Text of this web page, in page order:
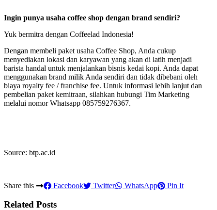
Ingin punya usaha coffee shop dengan brand sendiri?
Yuk bermitra dengan Coffeelad Indonesia!
Dengan membeli paket usaha Coffee Shop, Anda cukup
menyediakan lokasi dan karyawan yang akan di latih menjadi
barista handal untuk menjalankan bisnis kedai kopi. Anda dapat
menggunakan brand milik Anda sendiri dan tidak dibebani oleh
biaya royalty fee / franchise fee. Untuk informasi lebih lanjut dan
pembelian paket kemitraan, silahkan hubungi Tim Marketing
melalui nomor Whatsapp 085759276367.
Source: btp.ac.id
Share this Facebook Twitter WhatsApp Pin It
Related Posts